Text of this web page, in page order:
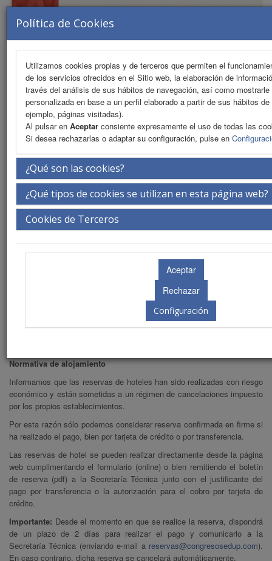
Política de Cookies
Utilizamos cookies propias y de terceros que permiten el
de los servicios ofrecidos en el Sitio web, la elaboración de
través del análisis de sus hábitos de navegación, así como mostrarle
personalizada en base a un perfil elaborado a partir de sus hábitos
ejemplo, páginas visitadas).
Al pulsar en Aceptar consiente expresamente el uso de todas las
Si desea rechazarlas o adaptar su configuración, pulse en
¿Qué son las cookies?
¿Qué tipos de cookies se utilizan en esta página web?
Cookies de Terceros
Configuración
MENU
Warning
: Undefined array key "subSeccion" in
/var/www/vhosts/congresosedup.com/httpdocs/subMenus/
on line5
Información de reservas
Warning: Undefined array key "subSeccion" in
/var/www/vhosts/congresosedup.com/httpdocs/subMenus/
on line19
Warning: Undefined array key "subSeccion" in
/var/www/vhosts/congresosedup.com/httpdocs/subMenus/
Información de reservas
Normativa de alojamiento
Informamos que las reservas de hoteles han sido realizadas con riesgo
económico y están sometidas a un régimen de cancelaciones impuesto
por los propios establecimientos.
Por esta razón sólo podemos considerar reserva confirmada en firme si
ha realizado el pago, bien por tarjeta de crédito o por transferencia.
Las reservas de hotel se pueden realizar directamente desde la página
web cumplimentando el formulario (online) o bien remitiendo el boletín
de reserva (pdf) a la Secretaría Técnica junto con el justificante del
pago por transferencia o la autorización para el cobro por tarjeta de
crédito.
Importante: Desde el momento en que se realice la reserva, dispondrá
de un plazo de 2 días para realizar el pago y comunicarlo a la
Secretaría Técnica (enviando e-mail a reservas@congresosedup.com).
En caso contrario, dicha reserva se cancelará automáticamente.